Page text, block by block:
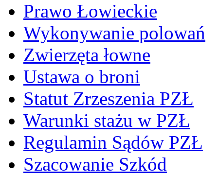
Prawo Łowieckie
Wykonywanie polowań
Zwierzęta łowne
Ustawa o broni
Statut Zrzeszenia PZŁ
Warunki stażu w PZŁ
Regulamin Sądów PZŁ
Szacowanie Szkód